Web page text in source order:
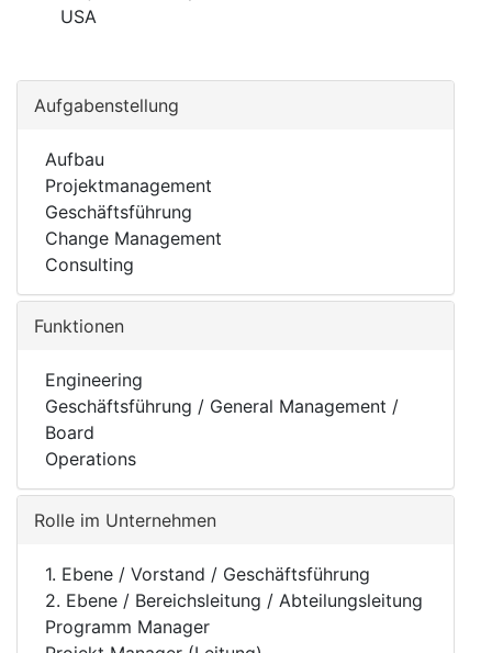
USA
Aufgabenstellung
Aufbau
Projektmanagement
Geschäftsführung
Change Management
Consulting
Funktionen
Engineering
Geschäftsführung / General Management /
Board
Operations
Rolle im Unternehmen
1. Ebene / Vorstand / Geschäftsführung
2. Ebene / Bereichsleitung / Abteilungsleitung
Programm Manager